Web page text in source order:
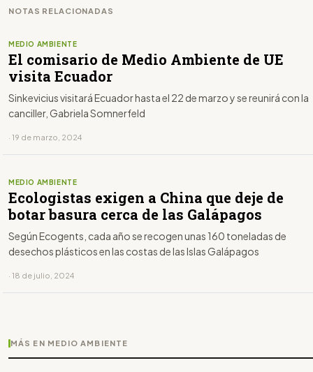
NOTAS RELACIONADAS
MEDIO AMBIENTE
El comisario de Medio Ambiente de UE
visita Ecuador
Sinkevicius visitará Ecuador hasta el 22 de marzo y se reunirá con la
canciller, Gabriela Somnerfeld
· 19 de marzo, 2024
MEDIO AMBIENTE
Ecologistas exigen a China que deje de
botar basura cerca de las Galápagos
Según Ecogents, cada año se recogen unas 160 toneladas de
desechos plásticos en las costas de las Islas Galápagos
· 18 de julio, 2024
MÁS EN MEDIO AMBIENTE